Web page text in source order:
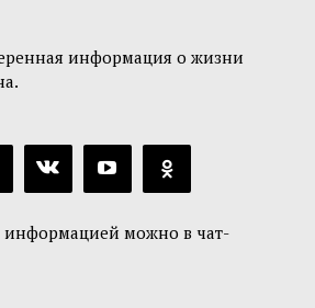
информация о жизни
информацией можно в чат-